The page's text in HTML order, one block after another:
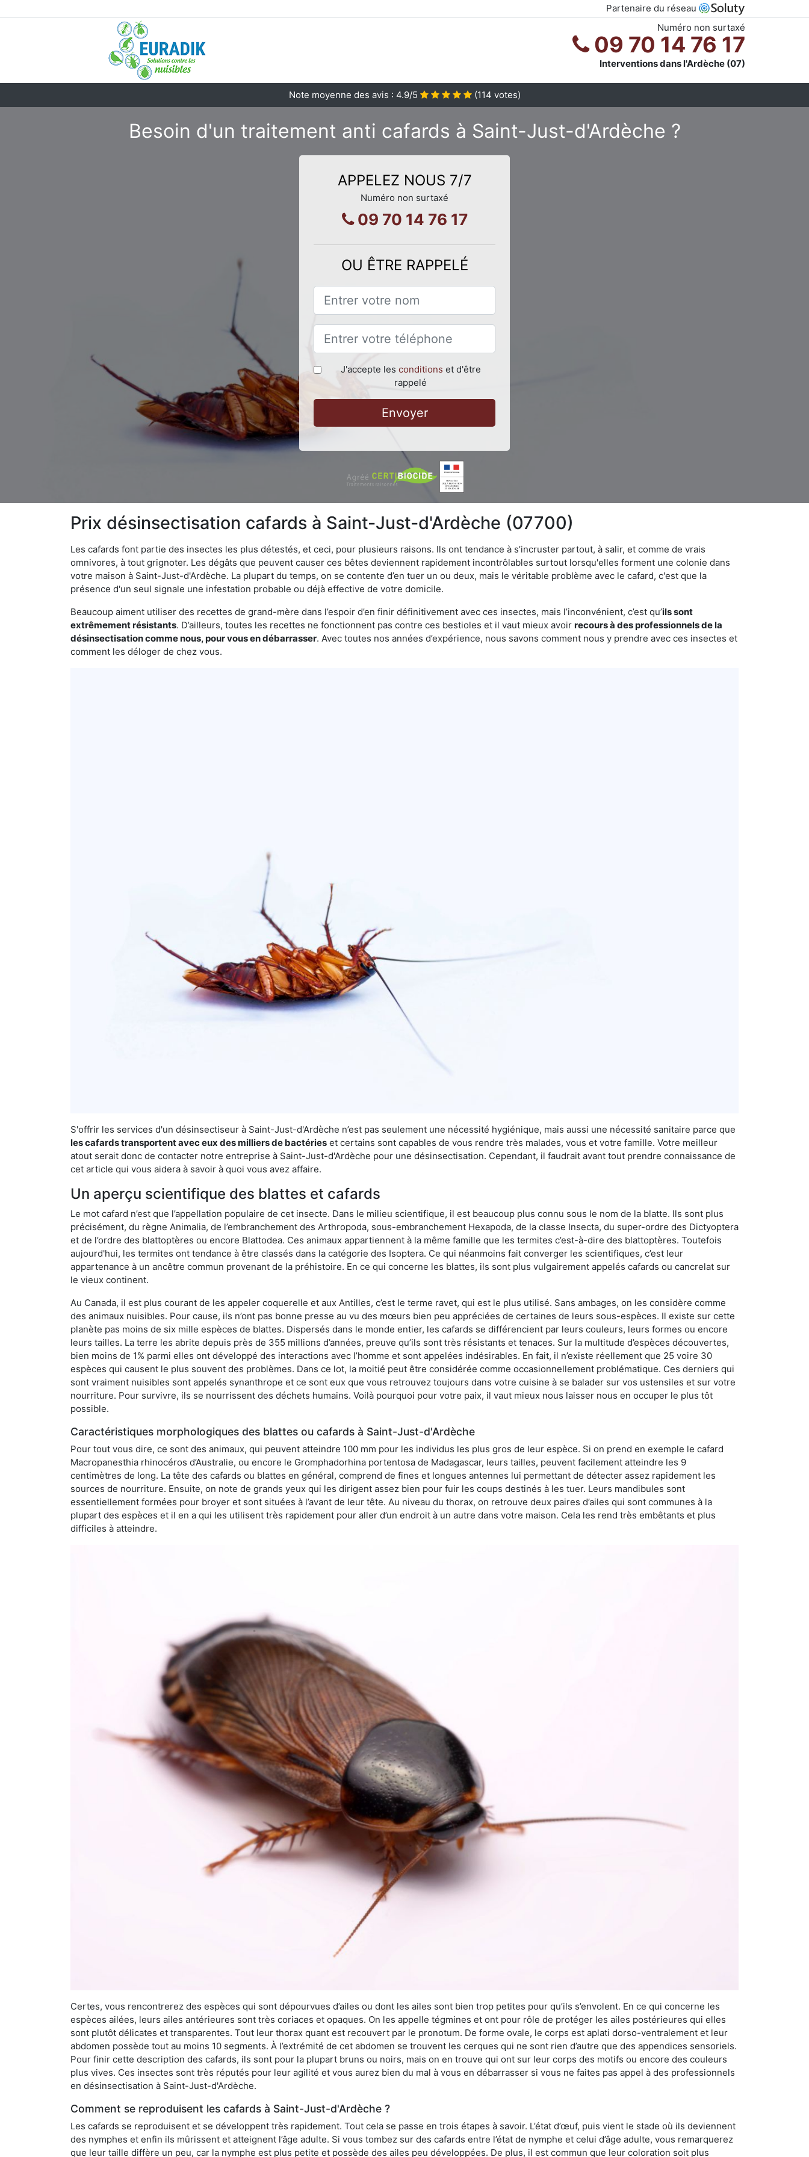
Partenaire du réseau
Numéro non surtaxé
09 70 14 76 17
Interventions dans l'Ardèche (07)
Note moyenne des avis : 4.9/5 (114 votes)
Besoin d'un traitement anti cafards à Saint-Just-d'Ardèche ?
APPELEZ NOUS 7/7
Numéro non surtaxé
09 70 14 76 17
OU ÊTRE RAPPELÉ
J'accepte les conditions et d'être
rappelé
Envoyer
Prix désinsectisation cafards à Saint-Just-d'Ardèche (07700)
Les cafards font partie des insectes les plus détestés, et ceci, pour plusieurs raisons. Ils ont tendance à s’incruster partout, à salir, et comme de vrais
omnivores, à tout grignoter. Les dégâts que peuvent causer ces bêtes deviennent rapidement incontrôlables surtout lorsqu'elles forment une colonie dans
votre maison à Saint-Just-d'Ardèche. La plupart du temps, on se contente d’en tuer un ou deux, mais le véritable problème avec le cafard, c'est que la
présence d'un seul signale une infestation probable ou déjà effective de votre domicile.
Beaucoup aiment utiliser des recettes de grand-mère dans l’espoir d’en finir définitivement avec ces insectes, mais l’inconvénient, c’est qu’ils sont
extrêmement résistants. D’ailleurs, toutes les recettes ne fonctionnent pas contre ces bestioles et il vaut mieux avoir recours à des professionnels de la
désinsectisation comme nous, pour vous en débarrasser. Avec toutes nos années d’expérience, nous savons comment nous y prendre avec ces insectes et
comment les déloger de chez vous.
S'offrir les services d'un désinsectiseur à Saint-Just-d'Ardèche n’est pas seulement une nécessité hygiénique, mais aussi une nécessité sanitaire parce que
les cafards transportent avec eux des milliers de bactéries et certains sont capables de vous rendre très malades, vous et votre famille. Votre meilleur
atout serait donc de contacter notre entreprise à Saint-Just-d'Ardèche pour une désinsectisation. Cependant, il faudrait avant tout prendre connaissance de
cet article qui vous aidera à savoir à quoi vous avez affaire.
Un aperçu scientifique des blattes et cafards
Le mot cafard n’est que l’appellation populaire de cet insecte. Dans le milieu scientifique, il est beaucoup plus connu sous le nom de la blatte. Ils sont plus
précisément, du règne Animalia, de l’embranchement des Arthropoda, sous-embranchement Hexapoda, de la classe Insecta, du super-ordre des Dictyoptera
et de l’ordre des blattoptères ou encore Blattodea. Ces animaux appartiennent à la même famille que les termites c’est-à-dire des blattoptères. Toutefois
aujourd'hui, les termites ont tendance à être classés dans la catégorie des Isoptera. Ce qui néanmoins fait converger les scientifiques, c’est leur
appartenance à un ancêtre commun provenant de la préhistoire. En ce qui concerne les blattes, ils sont plus vulgairement appelés cafards ou cancrelat sur
le vieux continent.
Au Canada, il est plus courant de les appeler coquerelle et aux Antilles, c’est le terme ravet, qui est le plus utilisé. Sans ambages, on les considère comme
des animaux nuisibles. Pour cause, ils n’ont pas bonne presse au vu des mœurs bien peu appréciées de certaines de leurs sous-espèces. Il existe sur cette
planète pas moins de six mille espèces de blattes. Dispersés dans le monde entier, les cafards se différencient par leurs couleurs, leurs formes ou encore
leurs tailles. La terre les abrite depuis près de 355 millions d’années, preuve qu’ils sont très résistants et tenaces. Sur la multitude d’espèces découvertes,
bien moins de 1% parmi elles ont développé des interactions avec l’homme et sont appelées indésirables. En fait, il n’existe réellement que 25 voire 30
espèces qui causent le plus souvent des problèmes. Dans ce lot, la moitié peut être considérée comme occasionnellement problématique. Ces derniers qui
sont vraiment nuisibles sont appelés synanthrope et ce sont eux que vous retrouvez toujours dans votre cuisine à se balader sur vos ustensiles et sur votre
nourriture. Pour survivre, ils se nourrissent des déchets humains. Voilà pourquoi pour votre paix, il vaut mieux nous laisser nous en occuper le plus tôt
possible.
Caractéristiques morphologiques des blattes ou cafards à Saint-Just-d'Ardèche
Pour tout vous dire, ce sont des animaux, qui peuvent atteindre 100 mm pour les individus les plus gros de leur espèce. Si on prend en exemple le cafard
Macropanesthia rhinocéros d’Australie, ou encore le Gromphadorhina portentosa de Madagascar, leurs tailles, peuvent facilement atteindre les 9
centimètres de long. La tête des cafards ou blattes en général, comprend de fines et longues antennes lui permettant de détecter assez rapidement les
sources de nourriture. Ensuite, on note de grands yeux qui les dirigent assez bien pour fuir les coups destinés à les tuer. Leurs mandibules sont
essentiellement formées pour broyer et sont situées à l’avant de leur tête. Au niveau du thorax, on retrouve deux paires d’ailes qui sont communes à la
plupart des espèces et il en a qui les utilisent très rapidement pour aller d’un endroit à un autre dans votre maison. Cela les rend très embêtants et plus
difficiles à atteindre.
Certes, vous rencontrerez des espèces qui sont dépourvues d’ailes ou dont les ailes sont bien trop petites pour qu’ils s’envolent. En ce qui concerne les
espèces ailées, leurs ailes antérieures sont très coriaces et opaques. On les appelle tégmines et ont pour rôle de protéger les ailes postérieures qui elles
sont plutôt délicates et transparentes. Tout leur thorax quant est recouvert par le pronotum. De forme ovale, le corps est aplati dorso-ventralement et leur
abdomen possède tout au moins 10 segments. À l’extrémité de cet abdomen se trouvent les cerques qui ne sont rien d’autre que des appendices sensoriels.
Pour finir cette description des cafards, ils sont pour la plupart bruns ou noirs, mais on en trouve qui ont sur leur corps des motifs ou encore des couleurs
plus vives. Ces insectes sont très réputés pour leur agilité et vous aurez bien du mal à vous en débarrasser si vous ne faites pas appel à des professionnels
en désinsectisation à Saint-Just-d'Ardèche.
Comment se reproduisent les cafards à Saint-Just-d'Ardèche ?
Les cafards se reproduisent et se développent très rapidement. Tout cela se passe en trois étapes à savoir. L’état d’œuf, puis vient le stade où ils deviennent
des nymphes et enfin ils mûrissent et atteignent l’âge adulte. Si vous tombez sur des cafards entre l’état de nymphe et celui d’âge adulte, vous remarquerez
que leur taille diffère un peu, car la nymphe est plus petite et possède des ailes peu développées. De plus, il est commun que leur coloration soit plus